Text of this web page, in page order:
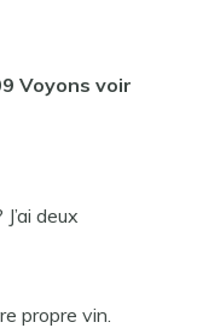
Voyons voir
deux
propre vin.